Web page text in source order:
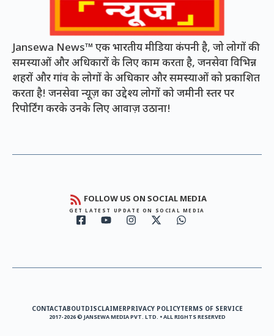
Jansewa News™ एक भारतीय मीडिया कंपनी है, जो लोगों की
समस्याओं और अधिकारों के लिए काम करता है, जनसेवा विभिन्न
शहरों और गांव के लोगों के अधिकार और समस्याओं को प्रकाशित
करता है! जनसेवा न्यूज़ का उद्देश्य लोगों को जमीनी स्तर पर
रिपोर्टिंग करके उनके लिए आवाज़ उठाना!
FOLLOW US ON SOCIAL MEDIA
GET LATEST UPDATE ON SOCIAL MEDIA
CONTACTABOUTDISCLAIMERPRIVACY POLICYTERMS OF SERVICE
2017-2026 © JANSEWA MEDIA PVT. LTD. • ALL RIGHTS RESERVED